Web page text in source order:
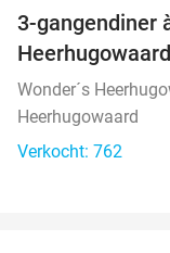
3-gangendiner
Heerhugowaard
Wonder´s
Heerhugowaard
Verkocht: 762